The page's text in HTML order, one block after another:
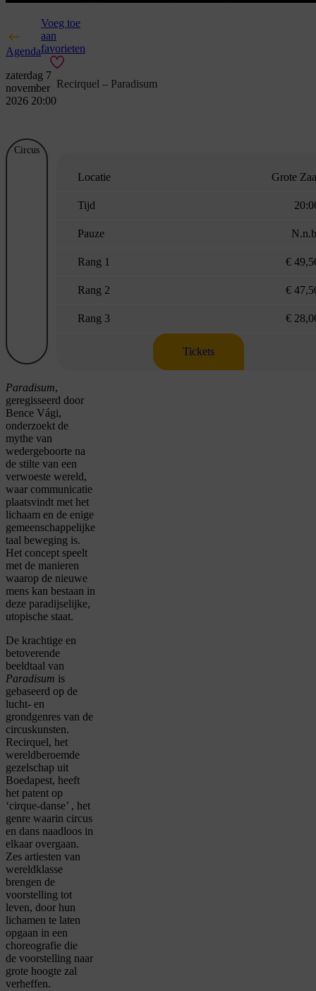
Agenda
Voeg toe
aan
favorieten
zaterdag 7
november
2026 20:00
Recirquel – Paradisum
Circus
Locatie Grote
Tijd
Pauze
Rang 1 €
Rang 2 €
Rang 3 €
Tickets
Paradisum,
geregisseerd door
Bence Vági,
onderzoekt de
mythe van
wedergeboorte na
de stilte van een
verwoeste wereld,
waar communicatie
plaatsvindt met het
lichaam en de enige
gemeenschappelijke
taal beweging is.
Het concept speelt
met de manieren
waarop de nieuwe
mens kan bestaan in
deze paradijselijke,
utopische staat.
De krachtige en
betoverende
beeldtaal van
Paradisum is
gebaseerd op de
lucht- en
grondgenres van de
circuskunsten.
Recirquel, het
wereldberoemde
gezelschap uit
Boedapest, heeft
het patent op
‘cirque-danse’ , het
genre waarin circus
en dans naadloos in
elkaar overgaan.
Zes artiesten van
wereldklasse
brengen de
voorstelling tot
leven, door hun
lichamen te laten
opgaan in een
choreografie die
de voorstelling naar
grote hoogte zal
verheffen.